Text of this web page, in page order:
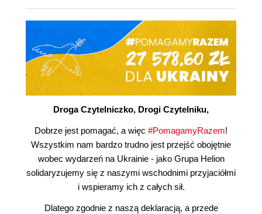
Droga Czytelniczko, Drogi Czytelniku,
Dobrze jest pomagać, a więc #PomagamyRazem!
Wszystkim nam bardzo trudno jest przejść obojętnie
wobec wydarzeń na Ukrainie - jako Grupa Helion
solidaryzujemy się z naszymi wschodnimi przyjaciółmi
i wspieramy ich z całych sił.
Dlatego zgodnie z naszą deklaracją, a przede